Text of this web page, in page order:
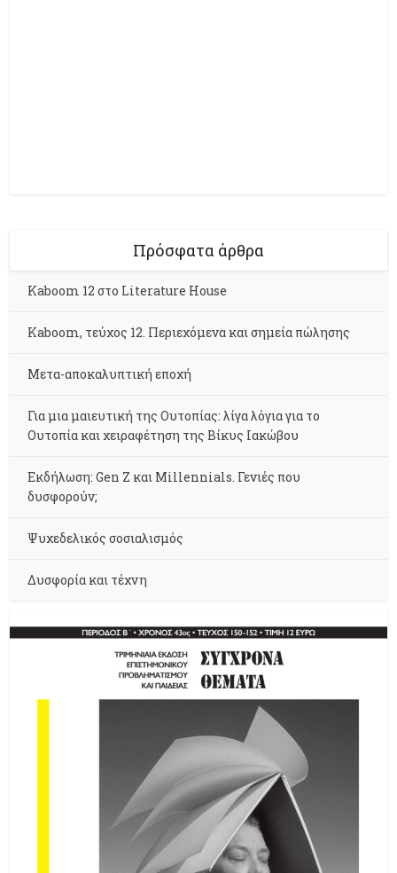
Πρόσφατα άρθρα
Kaboom 12 στο Literature House
Kaboom, τεύχος 12. Περιεχόμενα και σημεία πώλησης
Μετα-αποκαλυπτική εποχή
Για μια μαιευτική της Ουτοπίας: λίγα λόγια για το
Ουτοπία και χειραφέτηση της Βίκυς Ιακώβου
Εκδήλωση: Gen Z και Millennials. Γενιές που
δυσφορούν;
Ψυχεδελικός σοσιαλισμός
Δυσφορία και τέχνη